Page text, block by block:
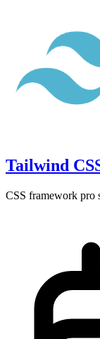
Tailwind
CSS framework pro